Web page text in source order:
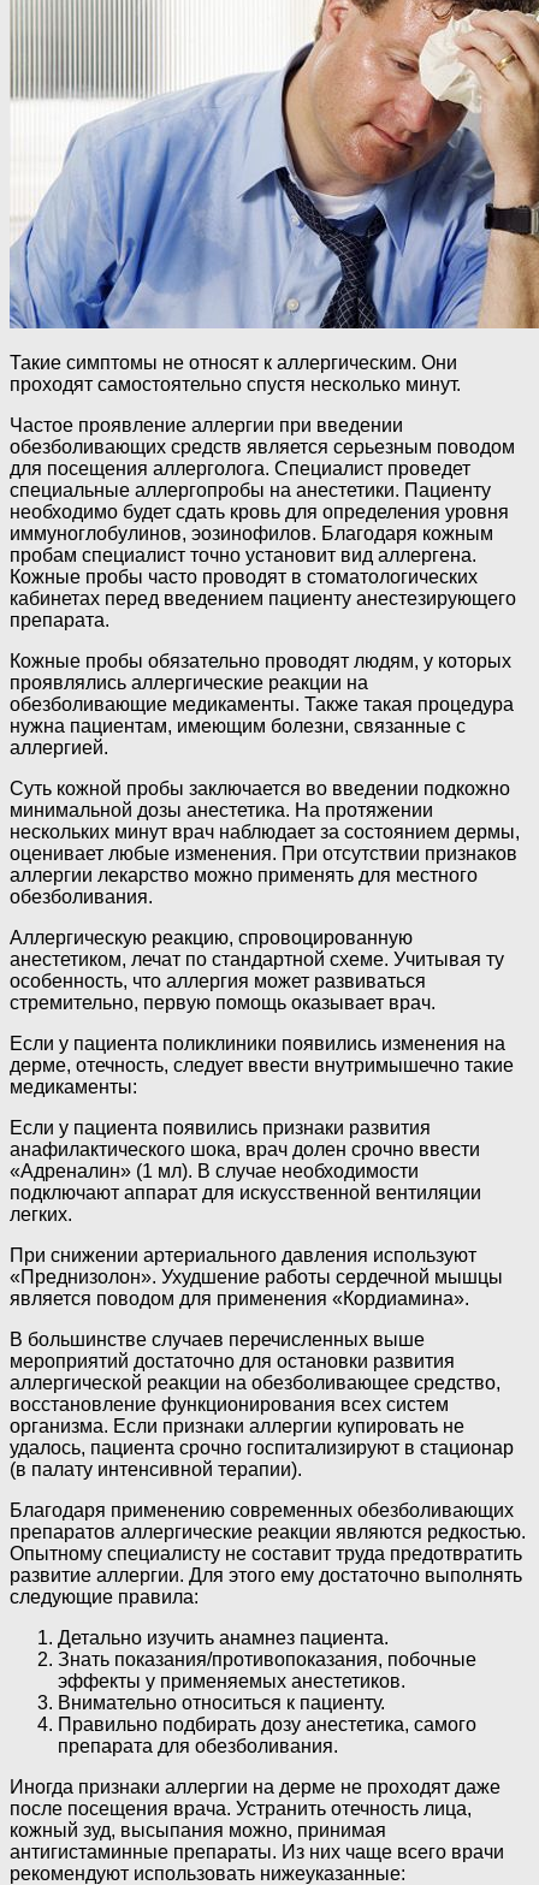
Такие симптомы не относят к аллергическим. Они
проходят самостоятельно спустя несколько минут.
Частое проявление аллергии при введении
обезболивающих средств является серьезным поводом
для посещения аллерголога. Специалист проведет
специальные аллергопробы на анестетики. Пациенту
необходимо будет сдать кровь для определения уровня
иммуноглобулинов, эозинофилов. Благодаря кожным
пробам специалист точно установит вид аллергена.
Кожные пробы часто проводят в стоматологических
кабинетах перед введением пациенту анестезирующего
препарата.
Кожные пробы обязательно проводят людям, у которых
проявлялись аллергические реакции на
обезболивающие медикаменты. Также такая процедура
нужна пациентам, имеющим болезни, связанные с
аллергией.
Суть кожной пробы заключается во введении подкожно
минимальной дозы анестетика. На протяжении
нескольких минут врач наблюдает за состоянием дермы,
оценивает любые изменения. При отсутствии признаков
аллергии лекарство можно применять для местного
обезболивания.
Аллергическую реакцию, спровоцированную
анестетиком, лечат по стандартной схеме. Учитывая ту
особенность, что аллергия может развиваться
стремительно, первую помощь оказывает врач.
Если у пациента поликлиники появились изменения на
дерме, отечность, следует ввести внутримышечно такие
медикаменты:
Если у пациента появились признаки развития
анафилактического шока, врач долен срочно ввести
«Адреналин» (1 мл). В случае необходимости
подключают аппарат для искусственной вентиляции
легких.
При снижении артериального давления используют
«Преднизолон». Ухудшение работы сердечной мышцы
является поводом для применения «Кордиамина».
В большинстве случаев перечисленных выше
мероприятий достаточно для остановки развития
аллергической реакции на обезболивающее средство,
восстановление функционирования всех систем
организма. Если признаки аллергии купировать не
удалось, пациента срочно госпитализируют в стационар
(в палату интенсивной терапии).
Благодаря применению современных обезболивающих
препаратов аллергические реакции являются редкостью.
Опытному специалисту не составит труда предотвратить
развитие аллергии. Для этого ему достаточно выполнять
следующие правила:
Детально изучить анамнез пациента.
Знать показания/противопоказания, побочные
эффекты у применяемых анестетиков.
Внимательно относиться к пациенту.
Правильно подбирать дозу анестетика, самого
препарата для обезболивания.
Иногда признаки аллергии на дерме не проходят даже
после посещения врача. Устранить отечность лица,
кожный зуд, высыпания можно, принимая
антигистаминные препараты. Из них чаще всего врачи
рекомендуют использовать нижеуказанные: